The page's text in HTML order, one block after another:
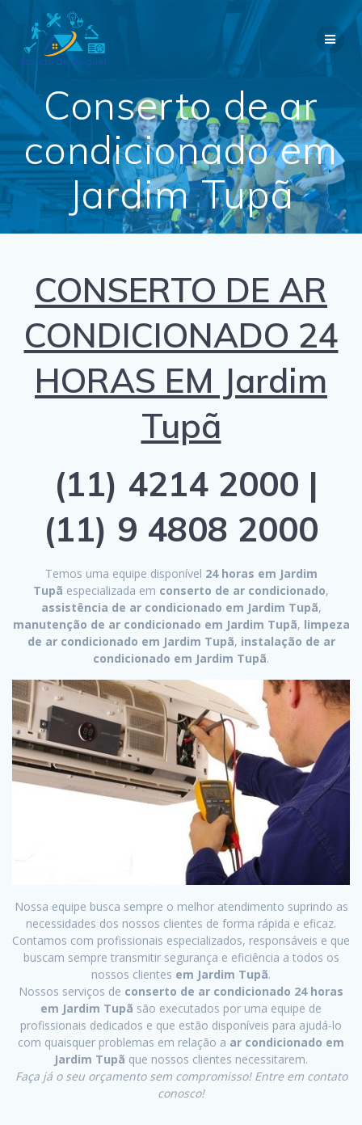
Conserto de ar
condicionado em
Jardim Tupã
CONSERTO DE AR
CONDICIONADO 24
HORAS EM Jardim
Tupã
(11) 4214 2000 |
(11) 9 4808 2000
Temos uma equipe disponível 24 horas em Jardim
Tupã especializada em conserto de ar condicionado,
assistência de ar condicionado em Jardim Tupã,
manutenção de ar condicionado em Jardim Tupã, limpeza
de ar condicionado em Jardim Tupã, instalação de ar
condicionado em Jardim Tupã.
Nossa equipe busca sempre o melhor atendimento suprindo as
necessidades dos nossos clientes de forma rápida e eficaz.
Contamos com profissionais especializados, responsáveis e que
buscam sempre transmitir segurança e eficiência a todos os
nossos clientes em Jardim Tupã.
Nossos serviços de conserto de ar condicionado 24 horas
em Jardim Tupã são executados por uma equipe de
profissionais dedicados e que estão disponíveis para ajudá-lo
com quaisquer problemas em relação a ar condicionado em
Jardim Tupã que nossos clientes necessitarem.
Faça já o seu orçamento sem compromisso! Entre em contato
conosco!